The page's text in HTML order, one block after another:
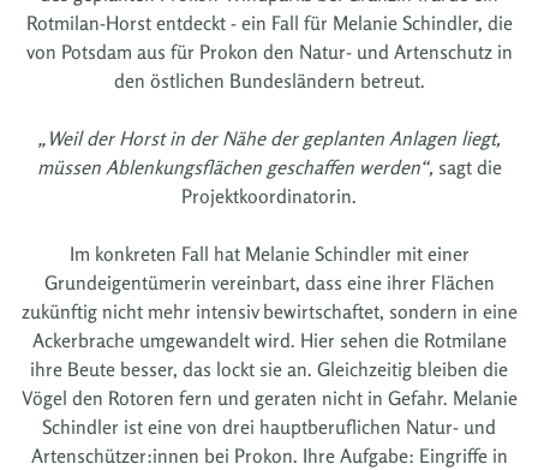
Rotmilan-Horst entdeckt - ein Fall für Melanie Schindler, die
von Potsdam aus für Prokon den Natur- und Artenschutz in
den östlichen Bundesländern betreut.
„Weil der Horst in der Nähe der geplanten Anlagen liegt,
müssen Ablenkungsflächen geschaffen werden“, sagt die
Projektkoordinatorin.
Im konkreten Fall hat Melanie Schindler mit einer
Grundeigentümerin vereinbart, dass eine ihrer Flächen
zukünftig nicht mehr intensiv bewirtschaftet, sondern in eine
Ackerbrache umgewandelt wird. Hier sehen die Rotmilane
ihre Beute besser, das lockt sie an. Gleichzeitig bleiben die
Vögel den Rotoren fern und geraten nicht in Gefahr. Melanie
Schindler ist eine von drei hauptberuflichen Natur- und
Artenschützer:innen bei Prokon. Ihre Aufgabe: Eingriffe in